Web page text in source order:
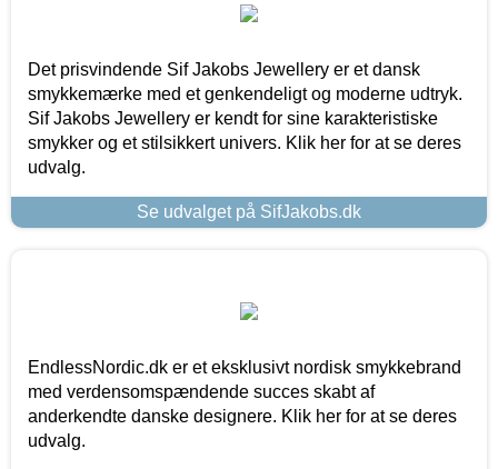
Det prisvindende Sif Jakobs Jewellery er et dansk
smykkemærke med et genkendeligt og moderne udtryk.
Sif Jakobs Jewellery er kendt for sine karakteristiske
smykker og et stilsikkert univers. Klik her for at se deres
udvalg.
Se udvalget på SifJakobs.dk
EndlessNordic.dk er et eksklusivt nordisk smykkebrand
med verdensomspændende succes skabt af
anderkendte danske designere. Klik her for at se deres
udvalg.